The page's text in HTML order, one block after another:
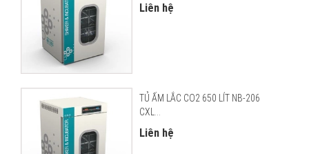
Liên hệ
TỦ ẤM LẮC CO2 650 LÍT NB-206
CXL...
Liên hệ